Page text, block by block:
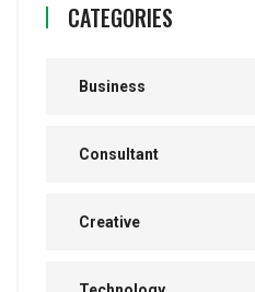
CATEGORIES
Business
Consultant
Creative